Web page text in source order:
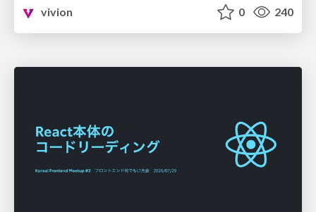
vivion
0 240